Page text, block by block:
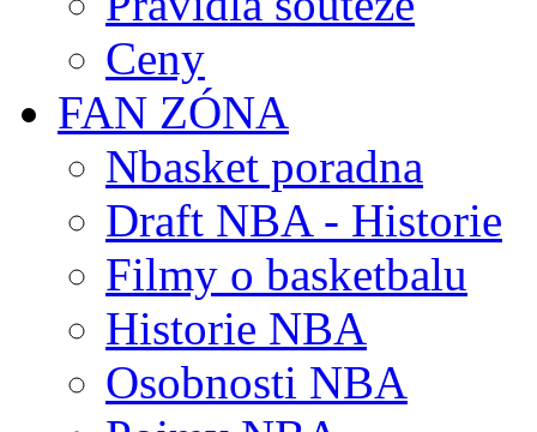
Ceny
FAN ZÓNA
Nbasket poradna
Draft NBA - Historie
Filmy o basketbalu
Historie NBA
Osobnosti NBA